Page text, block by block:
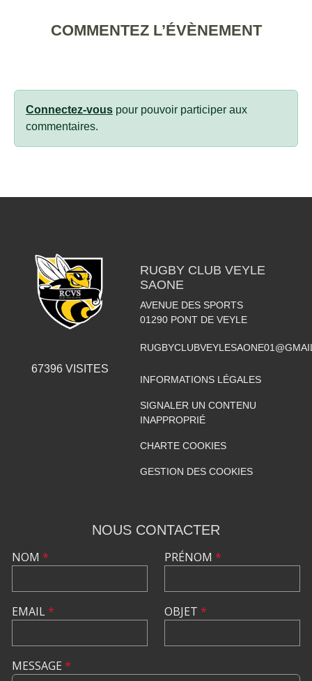
COMMENTEZ L’ÉVÈNEMENT
Connectez-vous pour pouvoir participer aux
commentaires.
67396VISITES
RUGBY CLUB VEYLE
SAONE
AVENUE DES SPORTS
01290 PONT DE VEYLE
INFORMATIONS LÉGALES
SIGNALER UN CONTENU
INAPPROPRIÉ
CHARTE COOKIES
GESTION DES COOKIES
NOUS CONTACTER
NOM *
EMAIL*
PRÉNOM *
OBJET *
MESSAGE *